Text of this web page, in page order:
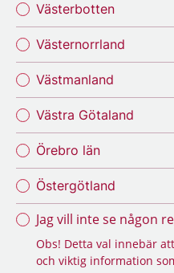
Västerbotten
Västernorrland
Västmanland
Västra Götaland
Örebro län
Östergötland
Jag vill inte se någon
Obs! Detta val innebär
och viktig information